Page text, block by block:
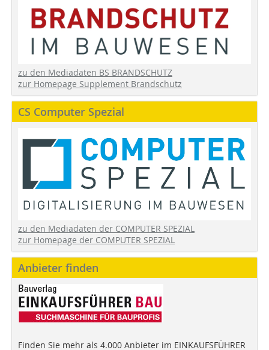
zu den Mediadaten BS BRANDSCHUTZ
zur Homepage Supplement Brandschutz
CS Computer Spezial
zu den Mediadaten der COMPUTER SPEZIAL
zur Homepage der COMPUTER SPEZIAL
Anbieter finden
Finden Sie mehr als 4.000 Anbieter im EINKAUFSFÜHRER